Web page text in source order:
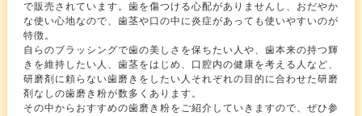
で販売されています。歯を傷つける心配がありませんし、おだやか
な使い心地なので、歯茎や口の中に炎症があっても使いやすいのが
特徴。
自らのブラッシングで歯の美しさを保ちたい人や、歯本来の持つ輝
きを維持したい人、歯茎をはじめ、口腔内の健康を考える人など、
研磨剤に頼らない歯磨きをしたい人それぞれの目的に合わせた研磨
剤なしの歯磨き粉が数多くあります。
その中からおすすめの歯磨き粉をご紹介していきますので、ぜひ参